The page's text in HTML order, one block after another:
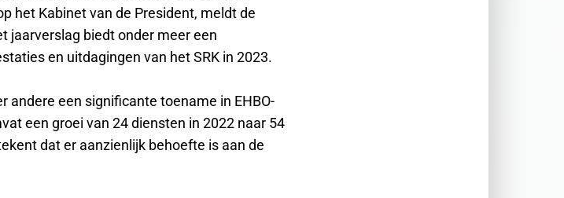
het Kabinet van de President, meldt de
jaarverslag biedt onder meer een
en uitdagingen van het SRK in 2023.
andere een significante toename in EHBO-
een groei van 24 diensten in 2022 naar 54
dat er aanzienlijk behoefte is aan de